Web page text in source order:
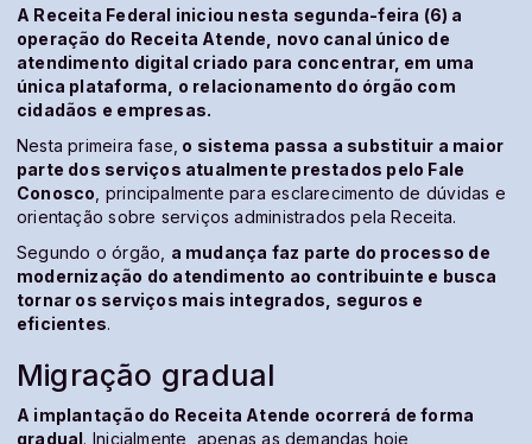
A Receita Federal iniciou nesta segunda-feira (6) a
operação do Receita Atende, novo canal único de
atendimento digital criado para concentrar, em uma
única plataforma, o relacionamento do órgão com
cidadãos e empresas.
Nesta primeira fase, o sistema passa a substituir a maior
parte dos serviços atualmente prestados pelo Fale
Conosco , principalmente para esclarecimento de dúvidas e
orientação sobre serviços administrados pela Receita.
Segundo o órgão, a mudança faz parte do processo de
modernização do atendimento ao contribuinte e busca
tornar os serviços mais integrados, seguros e
eficientes.
Migração gradual
A implantação do Receita Atende ocorrerá de forma
gradual. Inicialmente, apenas as demandas hoje